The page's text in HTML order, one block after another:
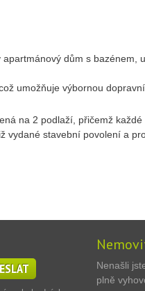
dům s
umožňuje výbornou
na 2 podlaží, přičemž
vydané stavební povolení a
Nenašli
plně